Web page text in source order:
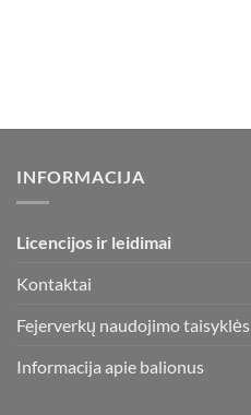
INFORMACIJA
Licencijos ir leidimai
Kontaktai
Fejerverkų naudojimo taisyklės
Informacija apie balionus